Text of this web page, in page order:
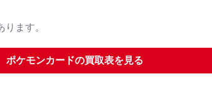
ます。
ポケモンカードの買取表を見る